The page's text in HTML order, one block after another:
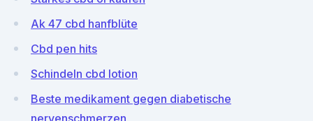
Ak 47 cbd hanfblüte
Cbd pen hits
Schindeln cbd lotion
Beste medikament gegen diabetische
nervenschmerzen